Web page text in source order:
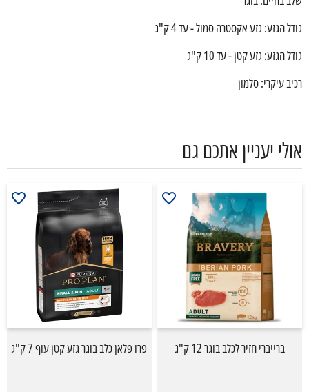
גודל הגזע: גזע אקסטרה סמול - עד 4 ק"ג
גודל הגזע: גזע קטן - עד 10 ק"ג
רכיב עיקרי: סלמון
אולי יעניין אתכם גם
ברייברי חזיר לכלב בוגר 12 ק"ג פרו פלאן כלב בוגר גזע קטן עוף 7 ק"ג